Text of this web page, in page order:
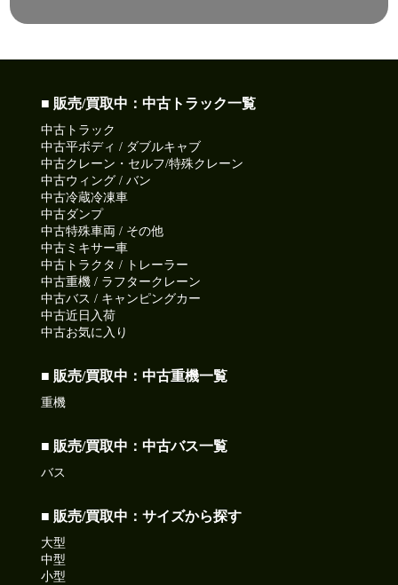
■ 販売/買取中：中古トラック一覧
中古トラック
中古平ボディ / ダブルキャブ
中古クレーン・セルフ/特殊クレーン
中古ウィング / バン
中古冷蔵冷凍車
中古ダンプ
中古特殊車両 / その他
中古ミキサー車
中古トラクタ / トレーラー
中古重機 / ラフタークレーン
中古バス / キャンピングカー
中古近日入荷
中古お気に入り
■ 販売/買取中：中古重機一覧
重機
■ 販売/買取中：中古バス一覧
バス
■ 販売/買取中：サイズから探す
大型
中型
小型